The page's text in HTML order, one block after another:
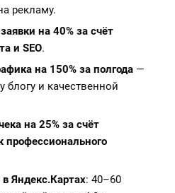
рекламу.
на 40% за счёт
и SEO.
на 150% за полгода —
блогу и качественной
на 25% за счёт
профессионального
Яндекс.Картах: 40–60